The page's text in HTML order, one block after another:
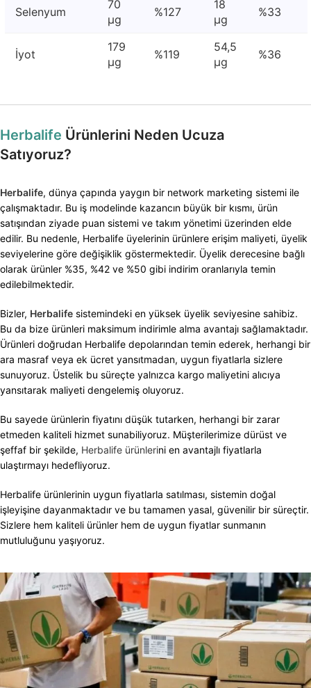
Selenyum
70
μg
%127
18
μg
%33
İyot
179
μg
%119
54,5
μg
%36
Herbalife Ürünlerini Neden Ucuza
Satıyoruz?
Herbalife, dünya çapında yaygın bir network marketing sistemi ile
çalışmaktadır. Bu iş modelinde kazancın büyük bir kısmı, ürün
satışından ziyade puan sistemi ve takım yönetimi üzerinden elde
edilir. Bu nedenle, Herbalife üyelerinin ürünlere erişim maliyeti, üyelik
seviyelerine göre değişiklik göstermektedir. Üyelik derecesine bağlı
olarak ürünler %35, %42 ve %50 gibi indirim oranlarıyla temin
edilebilmektedir.
Bizler, Herbalife sistemindeki en yüksek üyelik seviyesine sahibiz.
Bu da bize ürünleri maksimum indirimle alma avantajı sağlamaktadır.
Ürünleri doğrudan Herbalife depolarından temin ederek, herhangi bir
ara masraf veya ek ücret yansıtmadan, uygun fiyatlarla sizlere
sunuyoruz. Üstelik bu süreçte yalnızca kargo maliyetini alıcıya
yansıtarak maliyeti dengelemiş oluyoruz.
Bu sayede ürünlerin fiyatını düşük tutarken, herhangi bir zarar
etmeden kaliteli hizmet sunabiliyoruz. Müşterilerimize dürüst ve
şeffaf bir şekilde, Herbalife ürünlerini en avantajlı fiyatlarla
ulaştırmayı hedefliyoruz.
Herbalife ürünlerinin uygun fiyatlarla satılması, sistemin doğal
işleyişine dayanmaktadır ve bu tamamen yasal, güvenilir bir süreçtir.
Sizlere hem kaliteli ürünler hem de uygun fiyatlar sunmanın
mutluluğunu yaşıyoruz.